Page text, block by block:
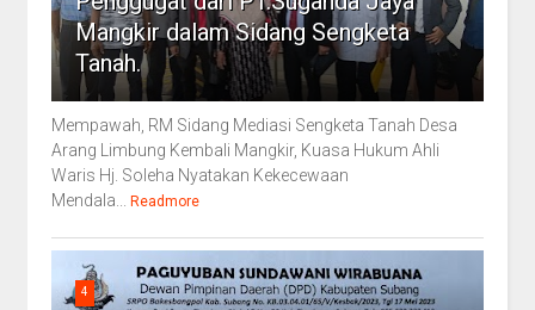
Mangkir dalam Sidang Sengketa
Tanah.
Mempawah, RM Sidang Mediasi Sengketa Tanah Desa
Arang Limbung Kembali Mangkir, Kuasa Hukum Ahli
Waris Hj. Soleha Nyatakan Kekecewaan
Mendala...
Readmore
4